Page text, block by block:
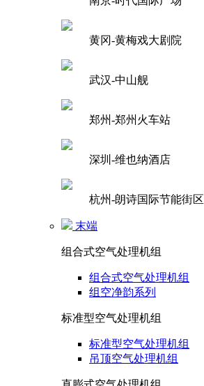
黄冈-黄梅戏大剧院
武汉-中山舰
郑州-郑州火车站
深圳-维也纳酒店
杭州-朗诗国际节能街区
末端
组合式空气处理机组
组合式空气处理机组
组空净韵系列
标准型空气处理机组
标准型空气处理机组
吊顶空气处理机组